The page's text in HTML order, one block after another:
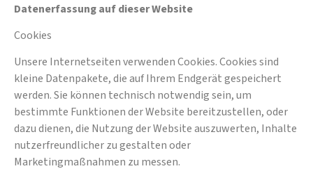
Datenerfassung auf dieser Website
Cookies
Unsere Internetseiten verwenden Cookies. Cookies sind
kleine Datenpakete, die auf Ihrem Endgerät gespeichert
werden. Sie können technisch notwendig sein, um
bestimmte Funktionen der Website bereitzustellen, oder
dazu dienen, die Nutzung der Website auszuwerten, Inhalte
nutzerfreundlicher zu gestalten oder
Marketingmaßnahmen zu messen.